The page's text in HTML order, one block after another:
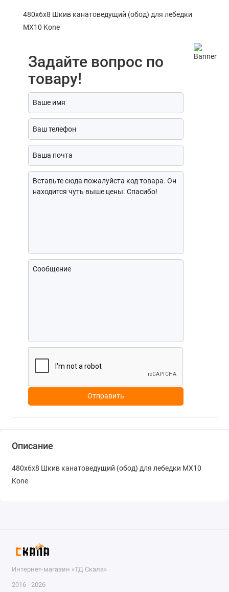
480х6х8 Шкив канатоведущий (обод) для лебедки
MX10 Kone
Задайте вопрос по
товару!
Отправить
Описание
480х6х8 Шкив канатоведущий (обод) для лебедки MX10
Kone
Интернет-магазин «ТД Скала»
2016 - 2026